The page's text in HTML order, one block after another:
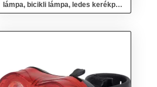
lámpa, bicikli lámpa, ledes kerékpár
lámpa - Csillag